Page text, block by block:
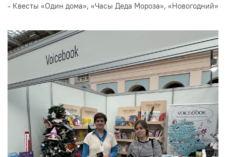
- Квесты «Один дома», «Часы Деда Мороза», «Новогодний»